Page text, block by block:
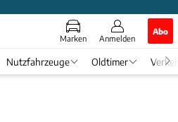
Marken Anmelden
Abo
Nutzfahrzeuge Oldtimer Verkehr